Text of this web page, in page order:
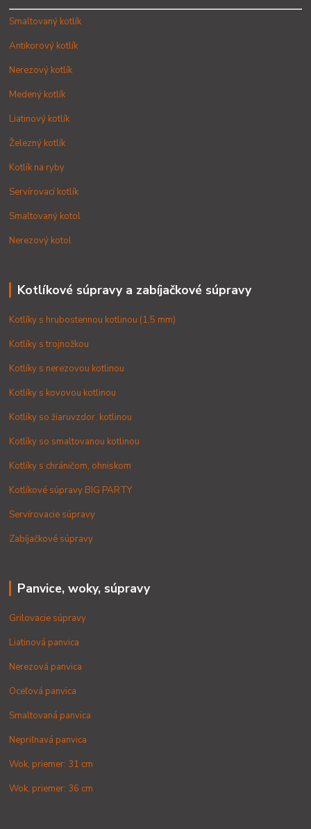
Smaltovaný kotlík
Antikorový kotlík
Nerezový kotlík
Medený kotlík
Liatinový kotlík
Železný kotlík
Kotlík na ryby
Servírovací kotlík
Smaltovaný kotol
Nerezový kotol
Kotlíkové súpravy a zabíjačkové súpravy
Kotlíky s hrubostennou kotlinou (1,5 mm)
Kotlíky s trojnožkou
Kotlíky s nerezovou kotlinou
Kotlíky s kovovou kotlinou
Kotlíky so žiaruvzdor. kotlinou
Kotlíky so smaltovanou kotlinou
Kotlíky s chráničom, ohniskom
Kotlíkové súpravy BIG PARTY
Servírovacie súpravy
Zabíjačkové súpravy
Panvice, woky, súpravy
Grilovacie súpravy
Liatinová panvica
Nerezová panvica
Oceľová panvica
Smaltovaná panvica
Nepriľnavá panvica
Wok, priemer: 31 cm
Wok, priemer: 36 cm